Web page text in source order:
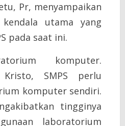
Pr, menyampaikan
utama yang
pada saat ini.
komputer.
SMPS perlu
komputer sendiri.
tingginya
laboratorium